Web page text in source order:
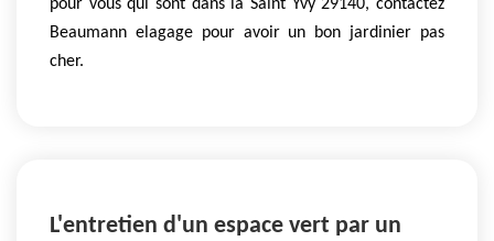
pour vous qui sont dans la Saint Yvy 29140, contactez
Beaumann elagage pour avoir un bon jardinier pas
cher.
L'entretien d'un espace vert par un